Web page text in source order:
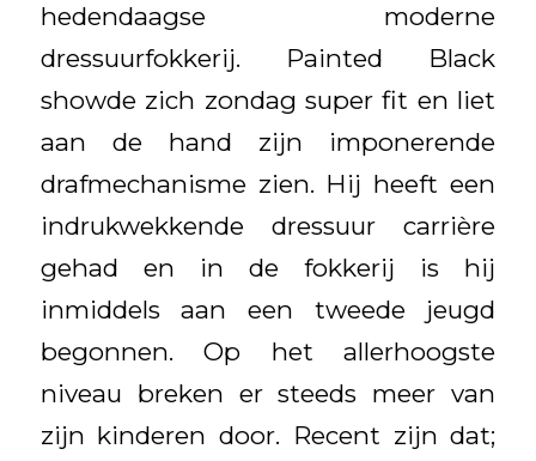
hedendaagse moderne
dressuurfokkerij. Painted Black
showde zich zondag super fit en liet
aan de hand zijn imponerende
drafmechanisme zien. Hij heeft een
indrukwekkende dressuur carrière
gehad en in de fokkerij is hij
inmiddels aan een tweede jeugd
begonnen. Op het allerhoogste
niveau breken er steeds meer van
zijn kinderen door. Recent zijn dat;